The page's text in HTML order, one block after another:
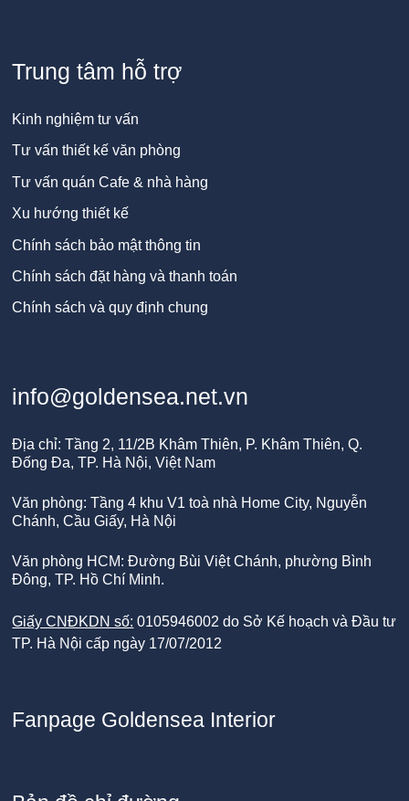
Trung tâm hỗ trợ
Kinh nghiệm tư vấn
Tư vấn thiết kế văn phòng
Tư vấn quán Cafe & nhà hàng
Xu hướng thiết kế
Chính sách bảo mật thông tin
Chính sách đặt hàng và thanh toán
Chính sách và quy định chung
info@goldensea.net.vn
Địa chỉ: Tầng 2, 11/2B Khâm Thiên, P. Khâm Thiên, Q.
Đống Đa, TP. Hà Nội, Việt Nam
Văn phòng: Tầng 4 khu V1 toà nhà Home City, Nguyễn
Chánh, Cầu Giấy, Hà Nội
Văn phòng HCM: Đường Bùi Việt Chánh, phường Bình
Đông, TP. Hồ Chí Minh.
Giấy CNĐKDN số: 0105946002 do Sở Kế hoạch và Đầu tư
TP. Hà Nội cấp ngày 17/07/2012
Fanpage Goldensea Interior